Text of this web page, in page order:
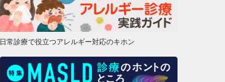
日常診療で役立つアレルギー対応のキホン